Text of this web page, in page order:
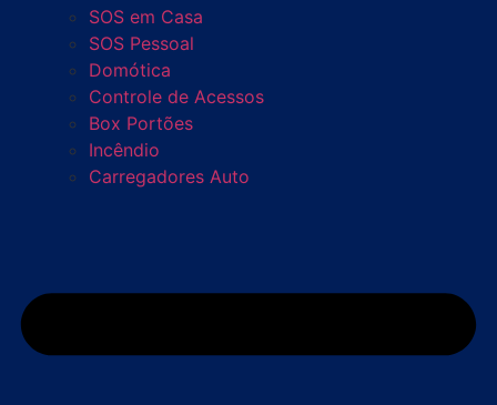
SOS em Casa
SOS Pessoal
Domótica
Controle de Acessos
Box Portões
Incêndio
Carregadores Auto